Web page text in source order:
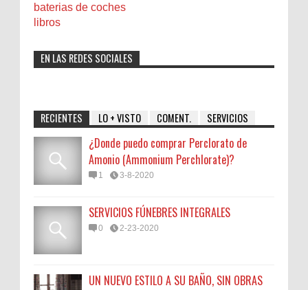
baterias de coches
libros
EN LAS REDES SOCIALES
RECIENTES LO + VISTO COMENT. SERVICIOS
¿Donde puedo comprar Perclorato de
Amonio (Ammonium Perchlorate)?
1 3-8-2020
SERVICIOS FÚNEBRES INTEGRALES
0 2-23-2020
UN NUEVO ESTILO A SU BAÑO, SIN OBRAS